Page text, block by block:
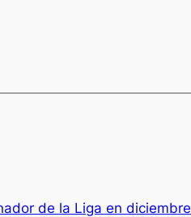
de la Liga en diciembre